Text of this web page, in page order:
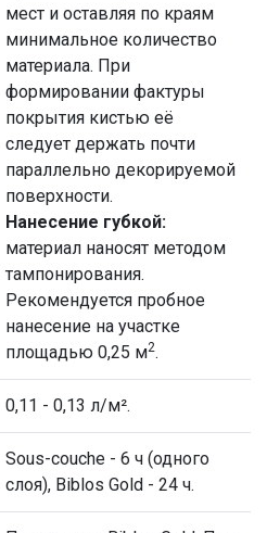
мест и оставляя по краям
минимальное количество
материала. При
формировании фактуры
покрытия кистью её
следует держать почти
параллельно декорируемой
поверхности.
Нанесение губкой:
материал наносят методом
тампонирования.
Рекомендуется пробное
нанесение на участке
площадью 0,25 м2.
0,11 - 0,13 л/м².
Sous-couche - 6 ч (одного
слоя), Biblos Gold - 24 ч.